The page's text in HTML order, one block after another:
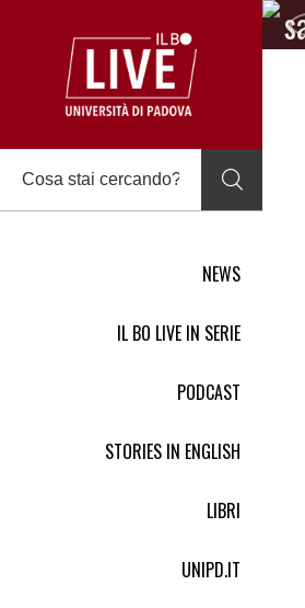
NEWS
IL BO LIVE IN SERIE
PODCAST
STORIES IN ENGLISH
LIBRI
UNIPD.IT